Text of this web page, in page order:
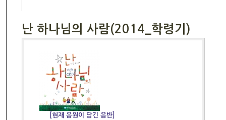
난 하나님의 사람(2014_학령기)
[현재 음원이 담긴 음반]